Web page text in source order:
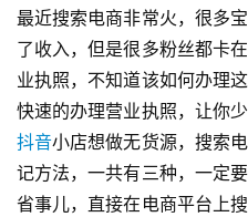
最近搜索电商非常火，很多
了收入，但是很多粉丝都卡
业执照，不知道该如何办理
快速的办理营业执照，让你
抖音小店想做无货源，搜索
记方法，一共有三种，一定
省事儿，直接在电商平台上